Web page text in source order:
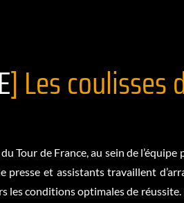
] Les coulisses
Tour de France, au sein de
presse et assistants travaillent
les conditions optimales de